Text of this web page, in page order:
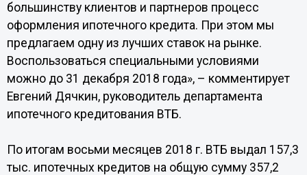
большинству клиентов и партнеров процесс
оформления ипотечного кредита. При этом мы
предлагаем одну из лучших ставок на рынке.
Воспользоваться специальными условиями
можно до 31 декабря 2018 года», – комментирует
Евгений Дячкин, руководитель департамента
ипотечного кредитования ВТБ.
По итогам восьми месяцев 2018 г. ВТБ выдал 157,3
тыс. ипотечных кредитов на общую сумму 357,2